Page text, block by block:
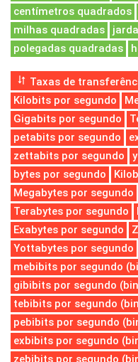
centímetros quadrados
milhas quadradas
polegadas quadradas
Taxas de
Kilobits por segundo
Gigabits por segundo
petabits por segundo
zettabits por segundo
bytes por segundo
Megabytes por segundo
Terabytes por segundo
Exabytes por segundo
Yottabytes por segundo
mebibits por segundo
gibibits por segundo
tebibits por segundo
pebibits por segundo
exbibits por segundo
zebibits por segundo